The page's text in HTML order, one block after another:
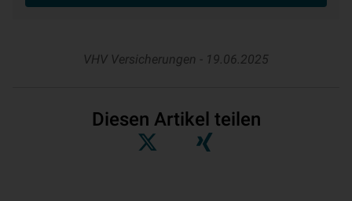
VHV Versicherungen - 19.06.2025
Diesen Artikel teilen